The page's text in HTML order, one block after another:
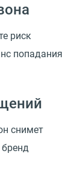
риск
попадания
снимет
бренд